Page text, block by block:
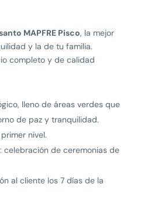
MAPFRE Pisco, la mejor
y la de tu familia.
completo y de calidad
lleno de áreas verdes que
de paz y tranquilidad.
nivel.
celebración de ceremonias de
al cliente los 7 días de la